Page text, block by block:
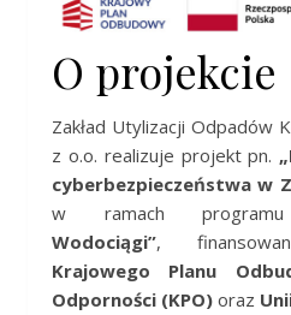
O projekcie
Zakład Utylizacji Odpadów Komunalnych „IZERY” Sp.
z o.o. realizuje projekt pn.
cyberbezpieczeństwa w
w ramach
Wodociągi”,
Krajowego Planu
Odporności (KPO) oraz